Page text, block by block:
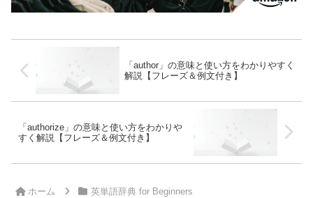
「author」の意味と使い方をわかりやすく
解説【フレーズ＆例文付き】
「authorize」の意味と使い方をわかりや
すく解説【フレーズ＆例文付き】
ホーム 英単語辞典 for Beginners